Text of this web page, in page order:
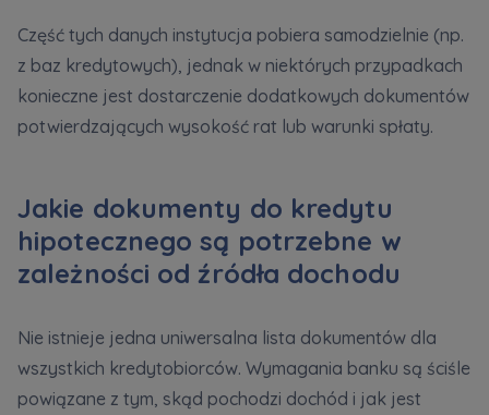
Część tych danych instytucja pobiera samodzielnie (np.
z baz kredytowych), jednak w niektórych przypadkach
konieczne jest dostarczenie dodatkowych dokumentów
potwierdzających wysokość rat lub warunki spłaty.
Jakie dokumenty do kredytu
hipotecznego są potrzebne w
zależności od źródła dochodu
Nie istnieje jedna uniwersalna lista dokumentów dla
wszystkich kredytobiorców. Wymagania banku są ściśle
powiązane z tym, skąd pochodzi dochód i jak jest